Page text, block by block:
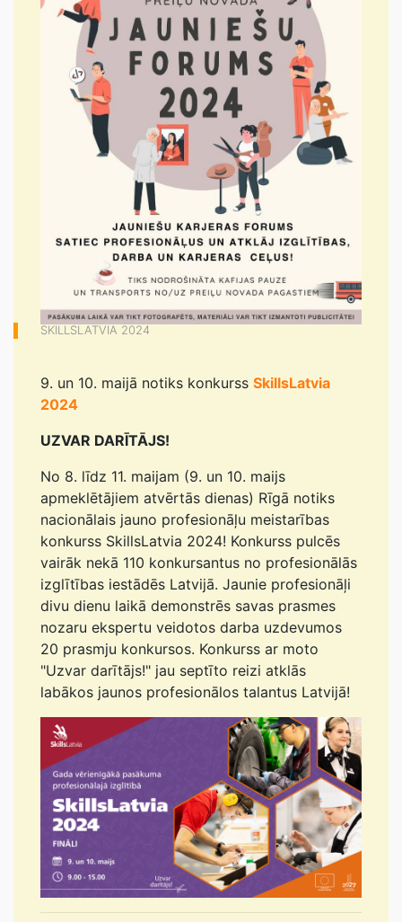
SKILLSLATVIA 2024
9. un 10. maijā notiks konkurss SkillsLatvia
2024
UZVAR DARĪTĀJS!
No 8. līdz 11. maijam (9. un 10. maijs
apmeklētājiem atvērtās dienas) Rīgā notiks
nacionālais jauno profesionāļu meistarības
konkurss SkillsLatvia 2024! Konkurss pulcēs
vairāk nekā 110 konkursantus no profesionālās
izglītības iestādēs Latvijā. Jaunie profesionāļi
divu dienu laikā demonstrēs savas prasmes
nozaru ekspertu veidotos darba uzdevumos
20 prasmju konkursos. Konkurss ar moto
"Uzvar darītājs!" jau septīto reizi atklās
labākos jaunos profesionālos talantus Latvijā!